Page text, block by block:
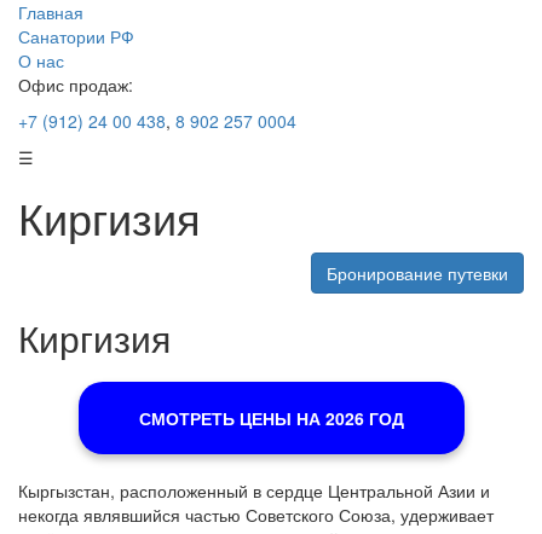
Главная
Санатории РФ
О нас
Офис продаж:
+7 (912) 24 00 438, 8 902 257 0004
☰
Киргизия
Бронирование путевки
Киргизия
СМОТРЕТЬ ЦЕНЫ НА 2026 ГОД
Кыргызстан, расположенный в сердце Центральной Азии и
некогда являвшийся частью Советского Союза, удерживает